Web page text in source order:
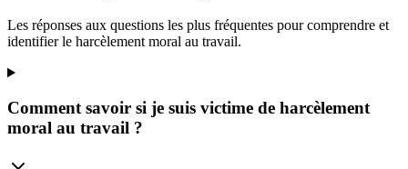
Les réponses aux questions les plus fréquentes pour comprendre et
identifier le harcèlement moral au travail.
Comment savoir si je suis victime de harcèlement
moral au travail ?